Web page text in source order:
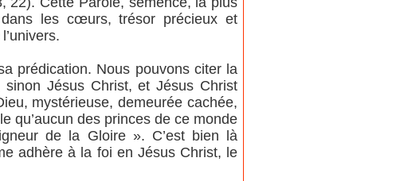
les cœurs, trésor précieux et
prédication. Nous pouvons citer la
Jésus Christ, et Jésus Christ
mystérieuse, demeurée cachée,
qu’aucun des princes de ce monde
de la Gloire ». C’est bien là
adhère à la foi en Jésus Christ, le